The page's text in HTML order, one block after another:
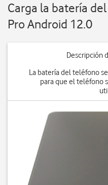
Carga la batería
Pro Android 12.0
Descripción
La batería del teléfono
para que el teléfono